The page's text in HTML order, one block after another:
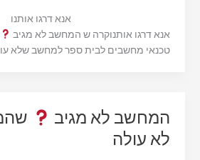
אנא דרגו אותנו
אנא דרגו אותנוקרה ש המחשב לא מגיב
טכנאי מחשבים לבית ספר למחשב שלא
המחשב לא מגיב
לא עולה